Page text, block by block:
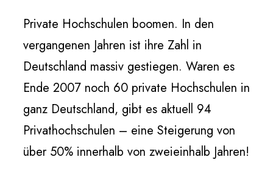
Private Hochschulen boomen. In den
vergangenen Jahren ist ihre Zahl in
Deutschland massiv gestiegen. Waren es
Ende 2007 noch 60 private Hochschulen in
ganz Deutschland, gibt es aktuell 94
Privathochschulen – eine Steigerung von
über 50% innerhalb von zweieinhalb Jahren!